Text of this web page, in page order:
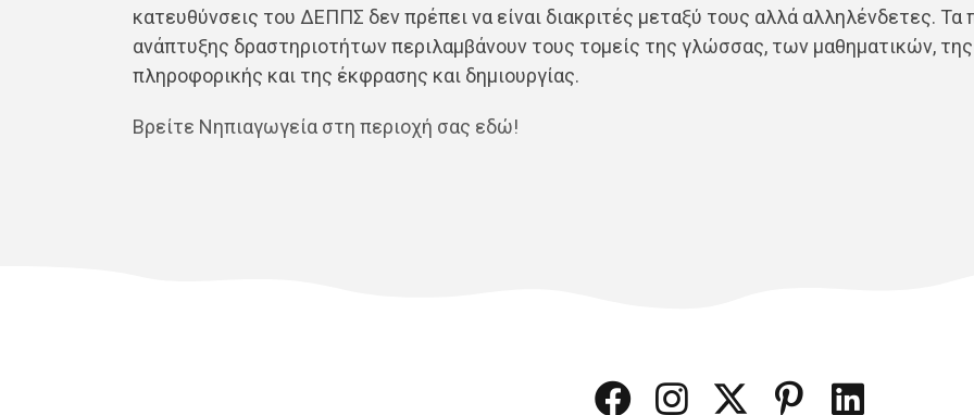
κατευθύνσεις του ΔΕΠΠΣ δεν πρέπει να είναι διακριτές μεταξύ τους αλλά αλληλένδετες. Τα
ανάπτυξης δραστηριοτήτων περιλαμβάνουν τους τομείς της γλώσσας, των μαθηματικών,
πληροφορικής και της έκφρασης και δημιουργίας.
Βρείτε Νηπιαγωγεία στη περιοχή σας εδώ!